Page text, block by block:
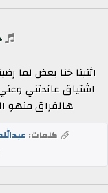
اثنينا خنا بعض لما
اشتياق عاندتني
هالفراق منهو
كلمات: